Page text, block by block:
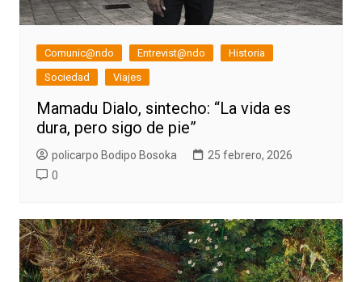
Comunic@ndo Entrevist@ndo
Historia
Sociedad
Viajes
Mamadu Dialo, sintecho: “La vida es
dura, pero sigo de pie”
policarpo Bodipo Bosoka
25 febrero, 2026
0